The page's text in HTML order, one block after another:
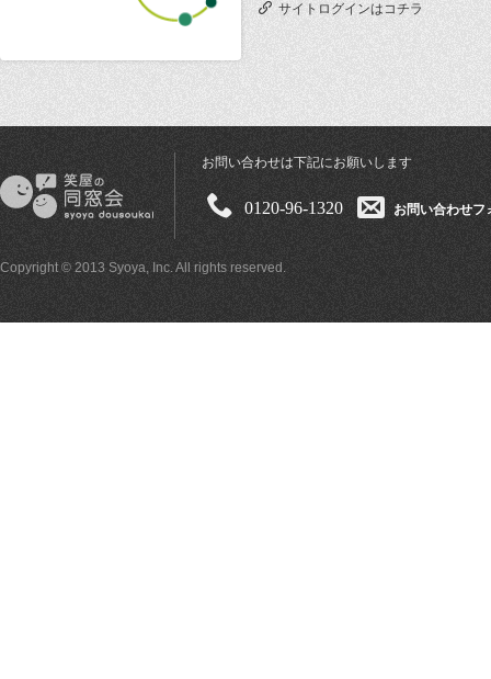
サイトログインはコチラ
お問い合わせは下記にお願いします
0120-96-1320 お問い合わせフ
Copyright © 2013 Syoya, Inc. All rights reserved.